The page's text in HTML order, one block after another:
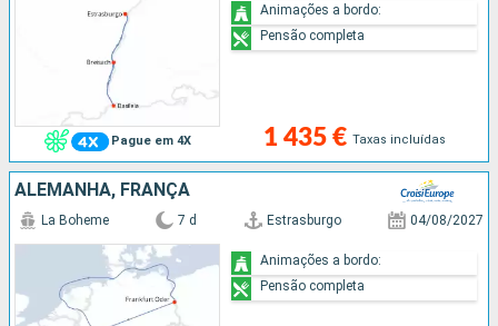
Pague em 4X 1 435 € Taxas incluídas
Animações a bordo:
Pensão completa
ALEMANHA, FRANÇA
La Boheme 7 d Estrasburgo 04/08/2027
Animações a bordo:
Pensão completa